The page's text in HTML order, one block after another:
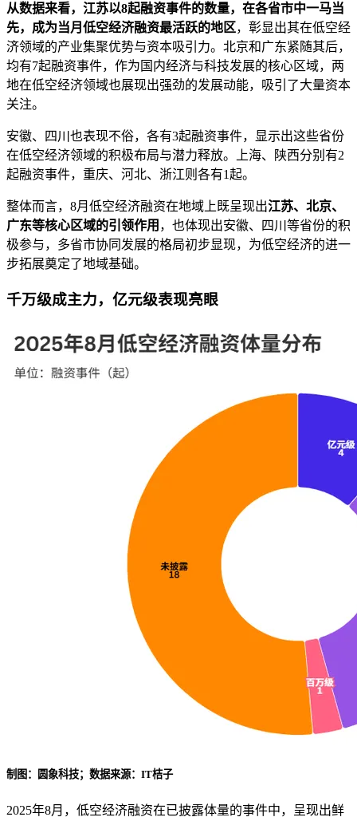
从数据来看，江苏以8起融资事件的数量，在各省市中一马当
先，成为当月低空经济融资最活跃的地区，彰显出其在低空经
济领域的产业集聚优势与资本吸引力。北京和广东紧随其后，
均有7起融资事件，作为国内经济与科技发展的核心区域，两
地在低空经济领域也展现出强劲的发展动能，吸引了大量资本
关注。
安徽、四川也表现不俗，各有3起融资事件，显示出这些省份
在低空经济领域的积极布局与潜力释放。上海、陕西分别有2
起融资事件，重庆、河北、浙江则各有1起。
整体而言，8月低空经济融资在地域上既呈现出江苏、北京、
广东等核心区域的引领作用 ，也体现出安徽、四川等省份的积
极参与，多省市协同发展的格局初步显现，为低空经济的进一
步拓展奠定了地域基础。
千万级成主力，亿元级表现亮眼
制图：圆象科技；数据来源：IT桔子
2025年8月，低空经济融资在已披露体量的事件中，呈现出鲜